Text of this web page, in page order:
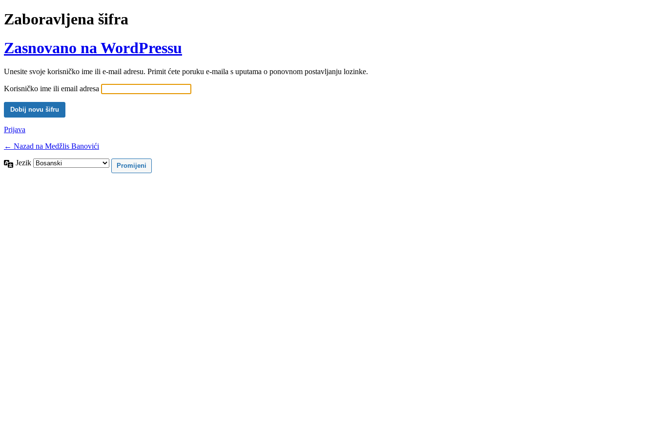
Zaboravljena šifra
Zasnovano na WordPressu
Unesite svoje korisničko ime ili e-mail adresu. Primit ćete poruku e-maila s uputama o ponovnom postavljanju lozinke.
Korisničko ime ili email adresa
Prijava
← Nazad na Medžlis Banovići
Jezik